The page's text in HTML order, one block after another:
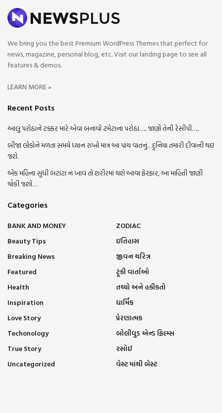
We bring you the best Premium WordPress Themes that perfect for
news, magazine, personal blog, etc. Visit our landing page to see all
features & demos.
LEARN MORE »
Recent Posts
આલું પરોઠાને ટક્કર મારે એવા બનાવો ટમેટાના પરોઠા….. જાણો તેની રેસીપી…..
બીજા લોકોને મળતા સમયે ધ્યાન રાખો માત્ર આ પાંચ વાતનું…દુનિયા તમારી દીવાની થઇ
જશે.
એક મહિના સુધી બટાટા ન ખાવ તો શરીરમાં થશે આવા ફેરફાર, આ માહિતી જાણી
ચોંકી જશો…
Categories
BANK AND MONEY
Beauty Tips
Breaking News
Featured
Health
Inspiration
Love Story
Techonology
True Story
Uncategorized
ZODIAC
ઇતિહાસ
જીવન ચરિત્ર
ટૂંકી વાર્તાઓ
તથ્યો અને હકીકતો
ધાર્મિક
પ્રેરણાત્મક
બોલીવુડ એન્ડ ફિલ્મ્સ
રસોઈ
વેસ્ટ માંથી બેસ્ટ